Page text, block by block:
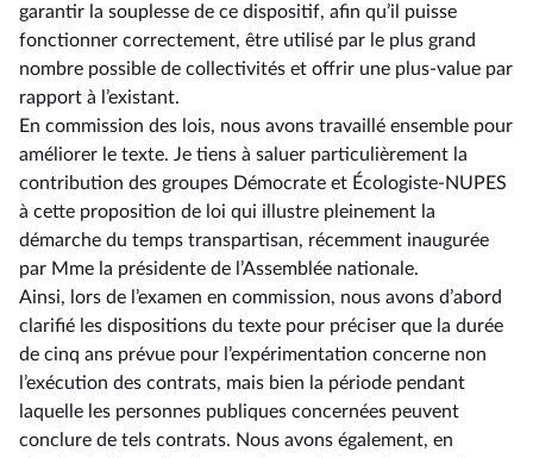
garantir la souplesse de ce dispositif, afin qu’il puisse
fonctionner correctement, être utilisé par le plus grand
nombre possible de collectivités et offrir une plus-value par
rapport à l’existant.
En commission des lois, nous avons travaillé ensemble pour
améliorer le texte. Je tiens à saluer particulièrement la
contribution des groupes Démocrate et Écologiste-NUPES
à cette proposition de loi qui illustre pleinement la
démarche du temps transpartisan, récemment inaugurée
par Mme la présidente de l’Assemblée nationale.
Ainsi, lors de l’examen en commission, nous avons d’abord
clarifié les dispositions du texte pour préciser que la durée
de cinq ans prévue pour l’expérimentation concerne non
l’exécution des contrats, mais bien la période pendant
laquelle les personnes publiques concernées peuvent
conclure de tels contrats. Nous avons également, en